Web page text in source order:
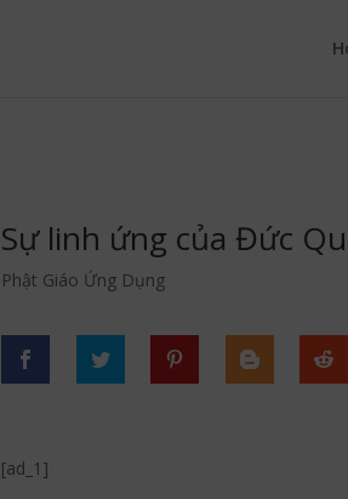
Sự linh ứng của Đức
Phật Giáo Ứng Dụng
[ad_1]